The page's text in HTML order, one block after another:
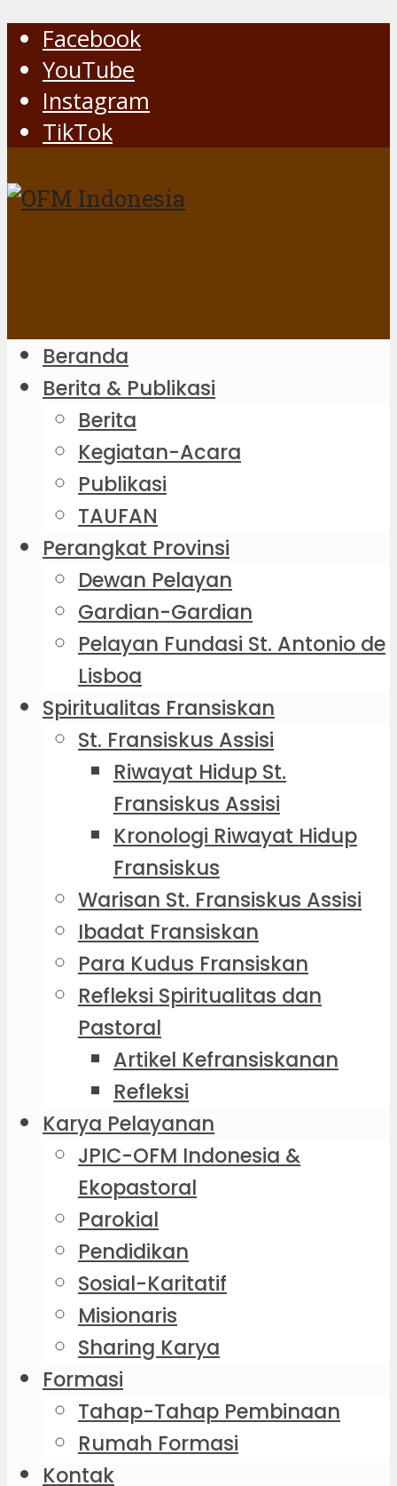
Facebook
YouTube
Instagram
TikTok
Beranda
Berita & Publikasi
Berita
Kegiatan-Acara
Publikasi
TAUFAN
Perangkat Provinsi
Dewan Pelayan
Gardian-Gardian
Pelayan Fundasi St. Antonio de
Lisboa
Spiritualitas Fransiskan
St. Fransiskus Assisi
Riwayat Hidup St.
Fransiskus Assisi
Kronologi Riwayat Hidup
Fransiskus
Warisan St. Fransiskus Assisi
Ibadat Fransiskan
Para Kudus Fransiskan
Refleksi Spiritualitas dan
Pastoral
Artikel Kefransiskanan
Refleksi
Karya Pelayanan
JPIC-OFM Indonesia &
Ekopastoral
Parokial
Pendidikan
Sosial-Karitatif
Misionaris
Sharing Karya
Formasi
Tahap-Tahap Pembinaan
Rumah Formasi
Kontak